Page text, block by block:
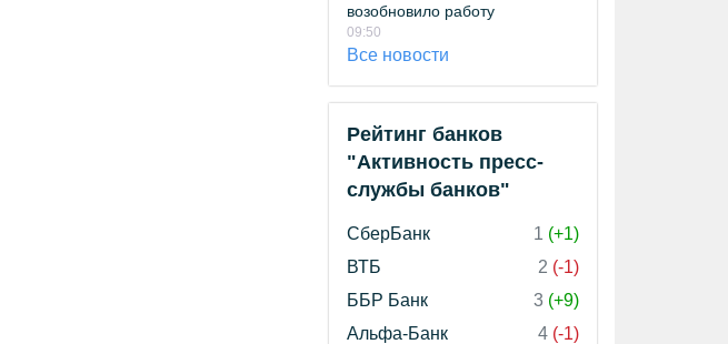
возобновило работу
09:50
Все новости
Рейтинг банков
"Активность пресс-
службы банков"
СберБанк 1 (+1)
ВТБ
2 (-1)
ББР Банк
3 (+9)
Альфа-Банк
4 (-1)